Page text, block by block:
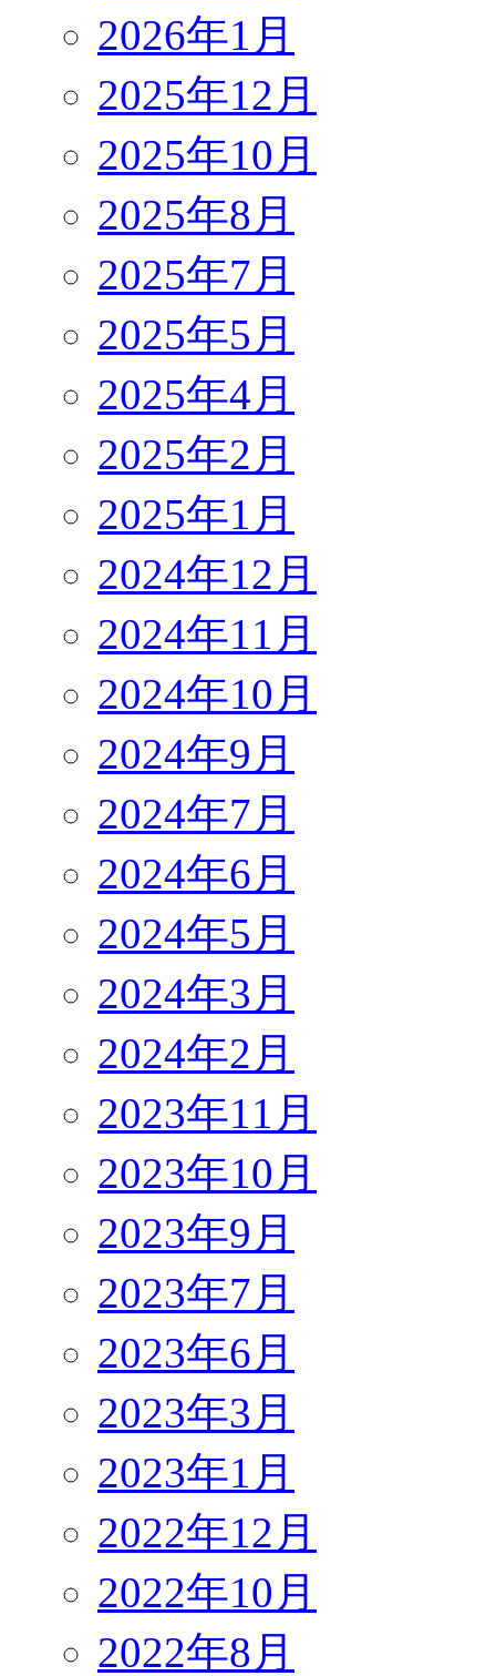
2026年1月
2025年12月
2025年10月
2025年8月
2025年7月
2025年5月
2025年4月
2025年2月
2025年1月
2024年12月
2024年11月
2024年10月
2024年9月
2024年7月
2024年6月
2024年5月
2024年3月
2024年2月
2023年11月
2023年10月
2023年9月
2023年7月
2023年6月
2023年3月
2023年1月
2022年12月
2022年10月
2022年8月